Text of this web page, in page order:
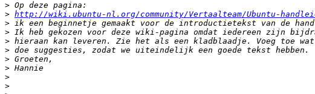
>
> http://wiki.ubuntu-nl.org/community/Vertaalteam/Ubuntu-
>
>
>
>
>
>
>
>